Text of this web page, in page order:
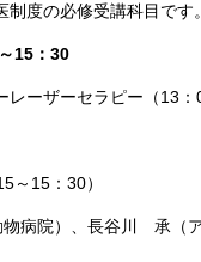
度の必修受講科目です。
15：30
ーザーセラピー（13：
～15：30）
病院）、長谷川 承（ア